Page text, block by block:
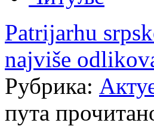
Patrijarhu
najviše
Рубрика:
пута